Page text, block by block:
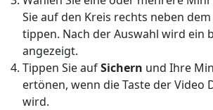
Sie auf den Kreis rechts neben
tippen. Nach der Auswahl wird ein
angezeigt.
Tippen Sie aufSichern und Ihre
ertönen, wenn die Taste der Video
wird.